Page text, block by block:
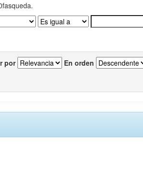
por En orden